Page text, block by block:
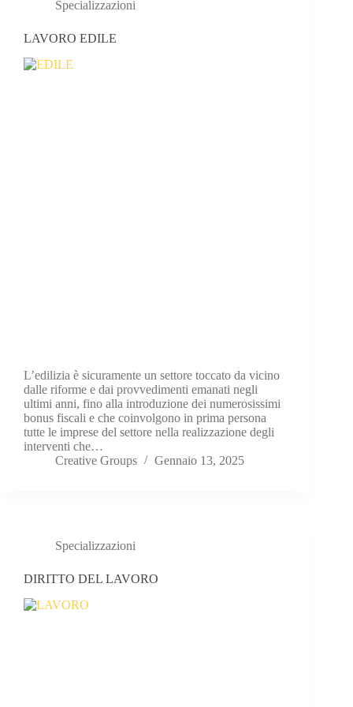
Specializzazioni
LAVORO EDILE
L’edilizia è sicuramente un settore toccato da vicino
dalle riforme e dai provvedimenti emanati negli
ultimi anni, fino alla introduzione dei numerosissimi
bonus fiscali e che coinvolgono in prima persona
tutte le imprese del settore nella realizzazione degli
interventi che…
Creative Groups
Gennaio 13, 2025
Specializzazioni
DIRITTO DEL LAVORO